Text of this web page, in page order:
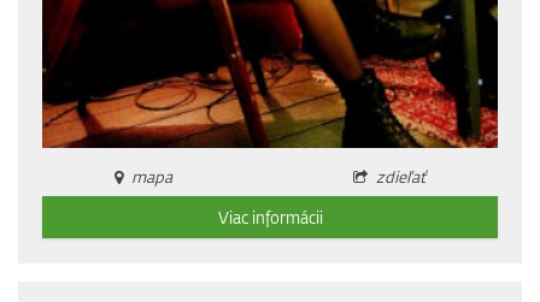
mapa
zdieľať
Viac informácii